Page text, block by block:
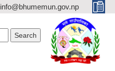
info@bhumemun.gov.np